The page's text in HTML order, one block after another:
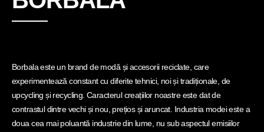
Borbala este un brand de modă și accesorii reciclate, care
experimentează constant cu diferite tehnici, noi și tradiționale, de
upcycling și recycling. Caracterul creațiilor noastre este dat de
contrastul dintre vechi și nou, prețios și aruncat. Industria modei este a
doua cea mai poluantă industrie din lume, nu sub aspectul emisiilor